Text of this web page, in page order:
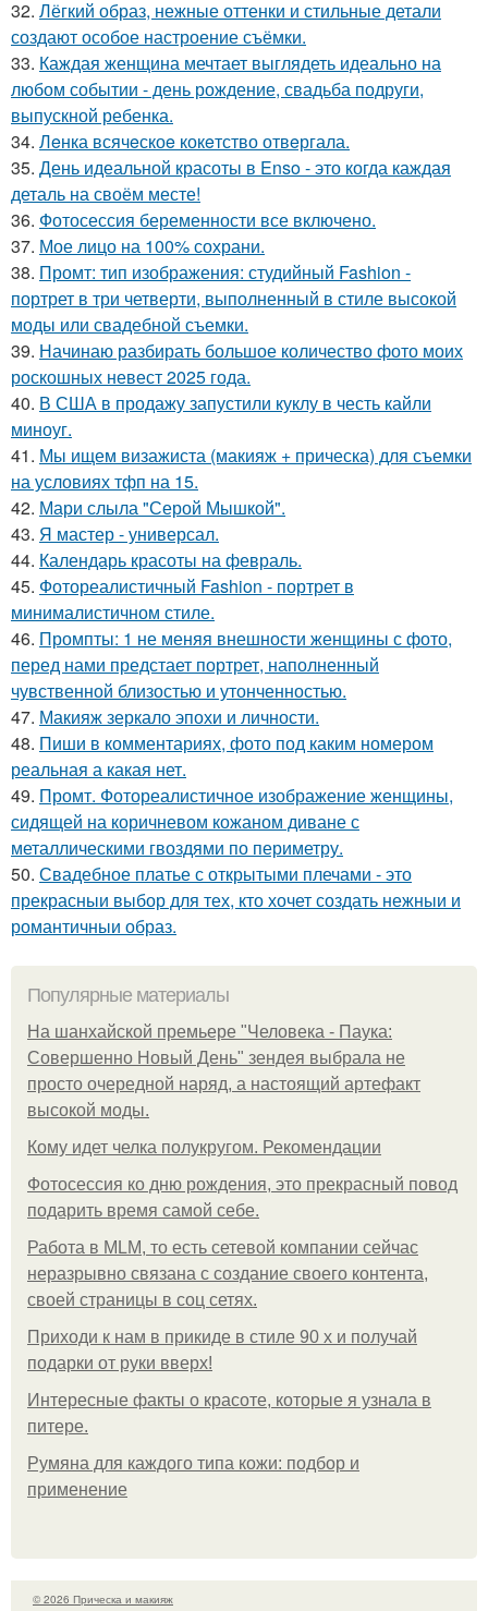
32. Лёгкий образ, нежные оттенки и стильные детали
создают особое настроение съёмки.
33. Каждая женщина мечтает выглядеть идеально на
любом событии - день рождение, свадьба подруги,
выпускной ребенка.
34. Лeнка всячeскоe кокeтство отвeргала.
35. День идеальной красоты в Enso - это когда каждая
деталь на своём месте!
36. Фотосессия беременности все включено.
37. Мое лицо на 100% сохрани.
38. Промт: тип изображения: студийный Fashion -
портрет в три четверти, выполненный в стиле высокой
моды или свадебной съемки.
39. Начинаю разбирать большое количество фото моих
роскошных невест 2025 года.
40. В США в продажу запустили куклу в честь кайли
миноуг.
41. Мы ищем визажиста (макияж + прическа) для съемки
на условиях тфп на 15.
42. Мари слыла "Серой Мышкой".
43. Я мастер - универсал.
44. Календарь красоты на февраль.
45. Фотореалистичный Fashion - портрет в
минималистичном стиле.
46. Промпты: 1 не меняя внешности женщины с фото,
перед нами предстает портрет, наполненный
чувственной близостью и утонченностью.
47. Макияж зеркало эпохи и личности.
48. Пиши в комментариях, фото под каким номером
реальная а какая нет.
49. Промт. Фотореалистичное изображение женщины,
сидящей на коричневом кожаном диване с
металлическими гвоздями по периметру.
50. Свадебное платье с открытыми плечами - это
прекрасныи выбор для тех, кто хочет создать нежныи и
романтичныи образ.
Популярные материалы
На шанхайской премьере "Человека - Паука:
Совершенно Новый День" зендея выбрала не
просто очередной наряд, а настоящий артефакт
высокой моды.
Кому идет челка полукругом. Рекомендации
Фотосессия ко дню рождения, это прекрасный повод
подарить время самой себе.
Работа в MLM, то есть сетевой компании сейчас
неразрывно связана с создание своего контента,
своей страницы в соц сетях.
Приходи к нам в прикиде в стиле 90 х и получай
подарки от руки вверх!
Интересные факты о красоте, которые я узнала в
питере.
Румяна для каждого типа кожи: подбор и
применение
© 2026 Прическа и макияж